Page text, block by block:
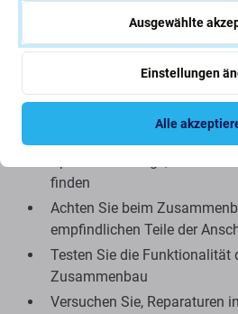
Qualität oder Aussehen
zum Thema Qualität finden Sie in
wir uns ausführlicher mit dem
Montage und Tipps:
finden
Achten Sie beim
empfindlichen Teile der
Testen Sie die Funktionalität
Zusammenbau
Versuchen Sie, Reparaturen
Ausgewählte
Einstellungen
Alle